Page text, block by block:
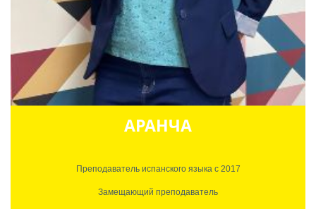
Испанка, которая получает удовольствие от того, что знакомит с
самыми истинными сторонами своей родины.
АРАНЧА
Преподаватель испанского языка с 2017
Замещающий преподаватель